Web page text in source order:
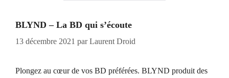
BLYND – La BD qui s’écoute
13 décembre 2021 parLaurent Droid
Plongez au cœur de vos BD préférées. BLYND produit des